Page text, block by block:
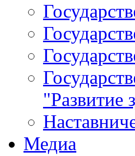
"Развитие
Медиа